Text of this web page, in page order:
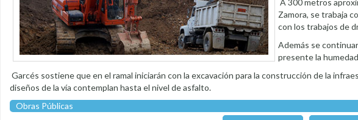
A 300 metros
Zamora, se trabaja
con los trabajos de
Además se
presente la
Garcés sostiene que en el ramal iniciarán con la excavación para la construcción de la
diseños de la vía contemplan hasta el nivel de asfalto.
Obras Públicas